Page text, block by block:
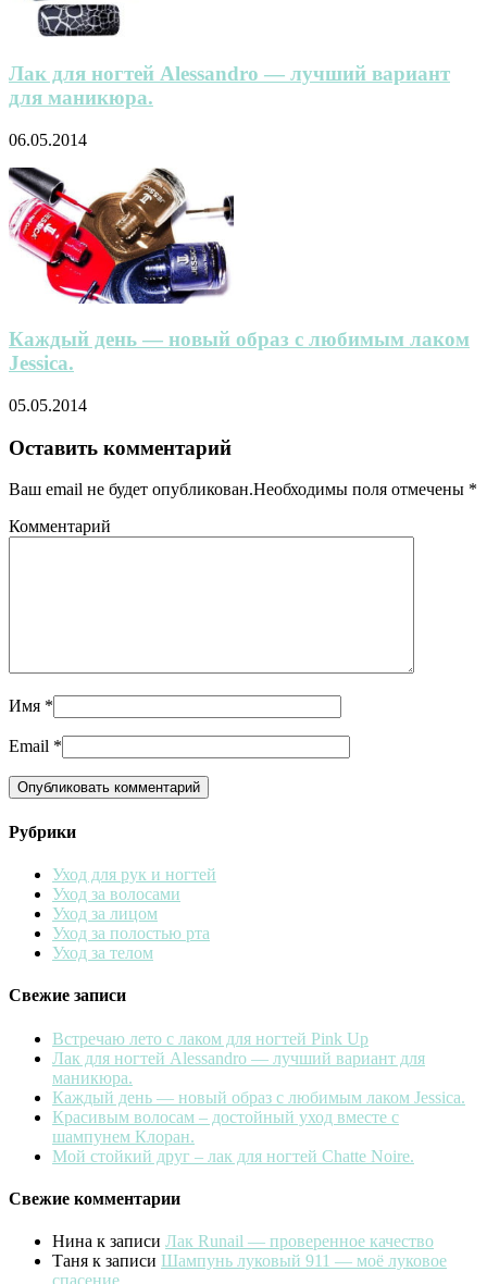
Лак для ногтей Alessandro — лучший вариант
для маникюра.
06.05.2014
Каждый день — новый образ с любимым лаком
Jessica.
05.05.2014
Оставить комментарий
Ваш email не будет опубликован.Необходимы поля отмечены *
Комментарий
Имя *
Email *
Рубрики
Уход для рук и ногтей
Уход за волосами
Уход за лицом
Уход за полостью рта
Уход за телом
Свежие записи
Встречаю лето с лаком для ногтей Pink Up
Лак для ногтей Alessandro — лучший вариант для
маникюра.
Каждый день — новый образ с любимым лаком Jessica.
Красивым волосам – достойный уход вместе с
шампунем Клоран.
Мой стойкий друг – лак для ногтей Chatte Noire.
Свежие комментарии
Нина к записи Лак Runail — проверенное качество
Таня к записи Шампунь луковый 911 — моё луковое
спасение